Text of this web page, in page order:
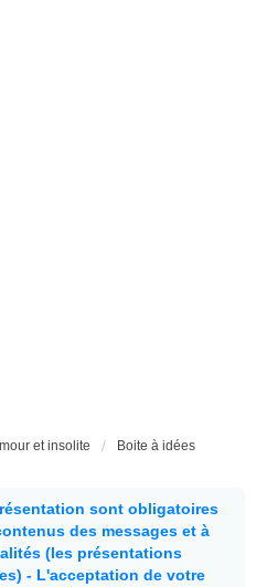
et insolite Boite à idées
sont obligatoires
des messages et à
(les présentations
- L'acceptation de votre